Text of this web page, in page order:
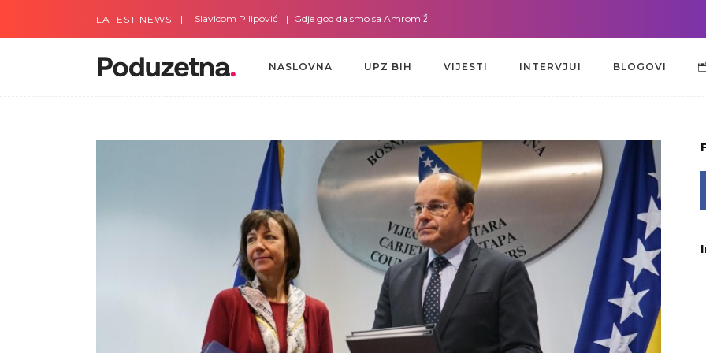
LATEST NEWS
Gdje god da smo sa Slavicom Pilipović Gdje god da smo sa Amrom Žužić-Bećirbegović
NASLOVNA UPZ BIH VIJESTI INTERVJUI BLOGOVI
NASLOVNA UPZ BIH